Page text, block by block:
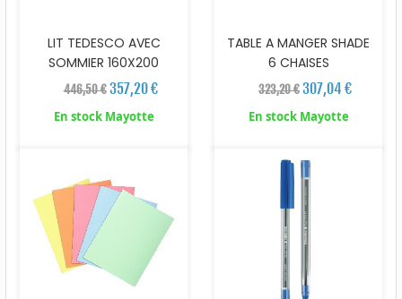
LIT TEDESCO AVEC
SOMMIER 160X200
446,50 € 357,20 €
En stock Mayotte
TABLE A MANGER SHADE
6 CHAISES
323,20 €307,04 €
En stock Mayotte